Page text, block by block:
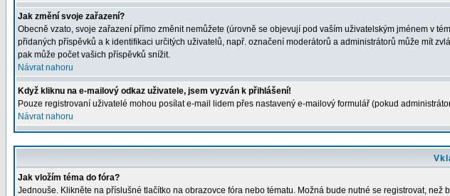
Jak změní svoje zařazení?
Obecně vzato, svoje zařazení přímo změnit nemůžete (úrovně se objevují pod vaším uživatelským jménem v
přidaných příspěvků a k identifikaci určitých uživatelů, např. označení moderátorů a administrátorů může mít
pak může počet vašich příspěvků snížit.
Návrat nahoru
Když kliknu na e-mailový odkaz uživatele, jsem vyzván k přihlášení!
Pouze registrovaní uživatelé mohou posílat e-mail lidem přes nastavený e-mailový formulář (pokud
Návrat nahoru
Jak vložím téma do fóra?
Jednouše. Klikněte na příslušné tlačítko na obrazovce fóra nebo tématu. Možná bude nutné se registrovat,